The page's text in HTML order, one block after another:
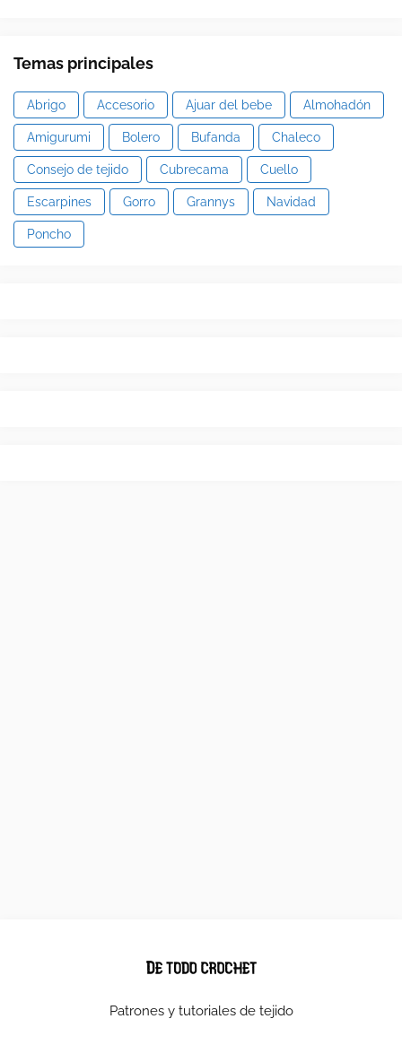
Temas principales
Abrigo Accesorio Ajuar del bebe Almohadón
Amigurumi Bolero Bufanda Chaleco
Consejo de tejido Cubrecama Cuello
Escarpines Gorro Grannys Navidad
Poncho
Patrones y tutoriales de tejido